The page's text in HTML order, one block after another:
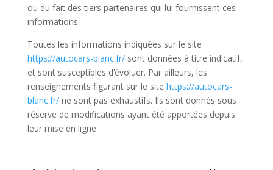
ou du fait des tiers partenaires qui lui fournissent ces
informations.
Toutes les informations indiquées sur le site
https://autocars-blanc.fr/sont données à titre indicatif,
et sont susceptibles d’évoluer. Par ailleurs, les
renseignements figurant sur le site https://autocars-
blanc.fr/ne sont pas exhaustifs. Ils sont donnés sous
réserve de modifications ayant été apportées depuis
leur mise en ligne.